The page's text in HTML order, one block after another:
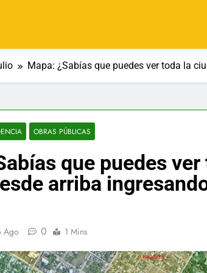
Mapa: ¿Sabías que puedes ver toda la
OBRAS PÚBLICAS
que puedes
arriba
Ago 0 1 Mins